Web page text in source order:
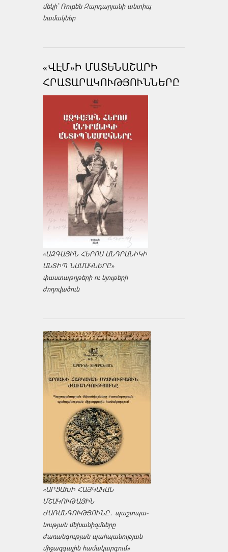
մեկի՝ Ռուբեն Զարդարյանի անտիպ
նամակներ
«ՎԷՄ»Ի ՄԱՏԵՆԱՇԱՐԻ
ՀՐԱՏԱՐԱԿՈՒԹՅՈՒՆՆԵՐԸ
«ԱԶԳԱՅԻՆ ՀԵՐՈՍ ԱՆԴՐԱՆԻԿԻ
ԱՆՏԻՊ ՆԱՄԱԿՆԵՐԸ»
փաստաթղթերի ու նյութերի
ժողովածուն
«ԱՐՑԱԽԻ ՀԱՅԿԱԿԱՆ
ՄՇԱԿՈՒԹԱՅԻՆ
ԺԱՌԱՆԳՈՒԹՅՈՒՆԸ․ պաշտպա­
նության մեխանիզմները
ժառանգության պահպանության
միջազ­գային համակարգում»